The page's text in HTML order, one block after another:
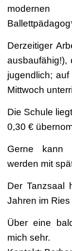
modernen
Derzeitiger
ausbaufähig!),
jugendlich; auf
Mittwoch
Die Schule
0,30 €
Gerne kann
werden mit
Der Tanzsaal
Jahren im Ries
Über eine
mich sehr.